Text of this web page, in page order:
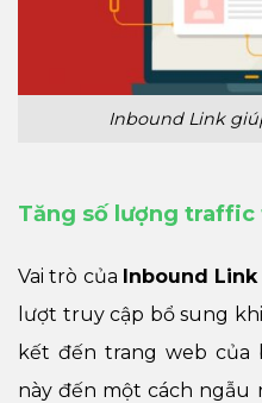
Inbound Link
Tăng số lượng
Vai trò của Inbound
lượt truy cập bổ sung
kết đến trang web của
này đến một cách ngẫu